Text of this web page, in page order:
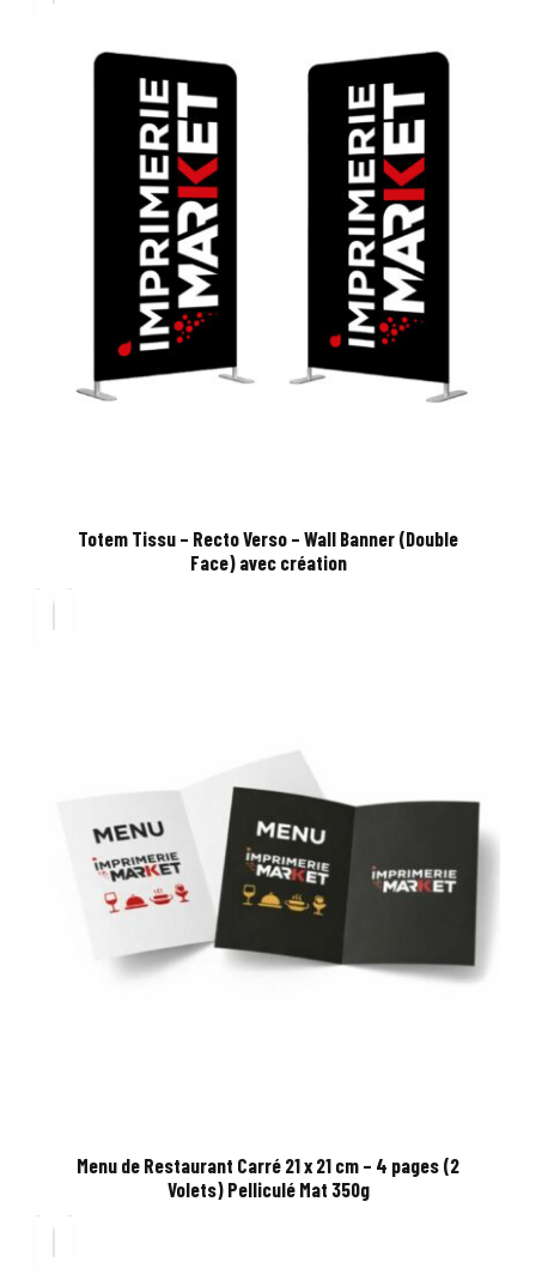
Totem Tissu – Recto Verso – Wall Banner (Double
Face) avec création
Menu de Restaurant Carré 21 x 21 cm – 4 pages (2
Volets) Pelliculé Mat 350g